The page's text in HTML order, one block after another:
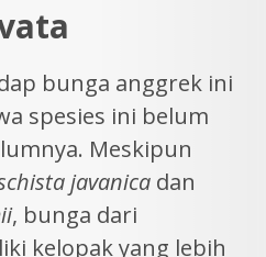
bunga anggrek ini
spesies ini belum
Meskipun
javanica dan
, bunga dari
kelopak yang lebih